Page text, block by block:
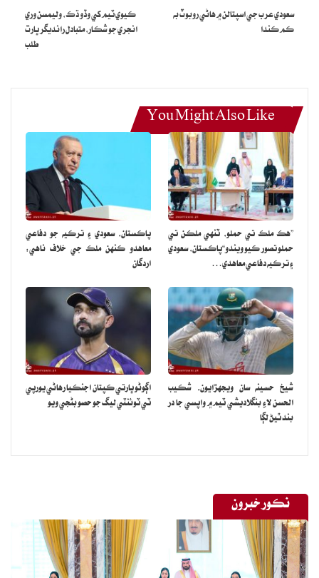
عورت جي حقن جي ڳالهه هجي ته آئون ايندس ۽ اهو آئون اڳ به چئي
سعودي عرب جي اسپتالن ۾ هاڻي روبوٽ به
ڪم ڪندا
ڪيوي ٽيم کي وڏو ڌڪ، وليمسن وري
انجري جو شڪار، متبادل رانديگر ڀارت
طلب
You Might Also Like
”هڪ ملڪ تي حملو، ٽنهي ملڪن تي
حملو تصور ڪيو ويندو“پاڪستان، سعودي
۽ ترڪيه دفاعي معاهدي…
پاڪستان، سعودي ۽ ترڪيه جو دفاعي
معاهدو ڪنهن ملڪ جي خلاف ناهي:
اردگان
شيخ حسينه سان ويجهڙايون، شڪيب
الحسن لاءِ بنگلاديشي ٽيم ۾ واپسي جا در
بند ٿيڻ لڳا
اڳوڻو ڀارتي ڪپتان اجنڪيا رهاڻي يورپي
ٽي ٽوئنٽي ليگ جو حصو بڻجي ويو
نڪور خبرون